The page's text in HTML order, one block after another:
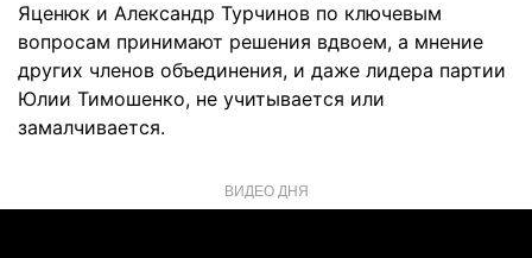
Яценюк и Александр Турчинов по ключевым
вопросам принимают решения вдвоем, а мнение
других членов объединения, и даже лидера партии
Юлии Тимошенко, не учитывается или
замалчивается.
ВИДЕО ДНЯ